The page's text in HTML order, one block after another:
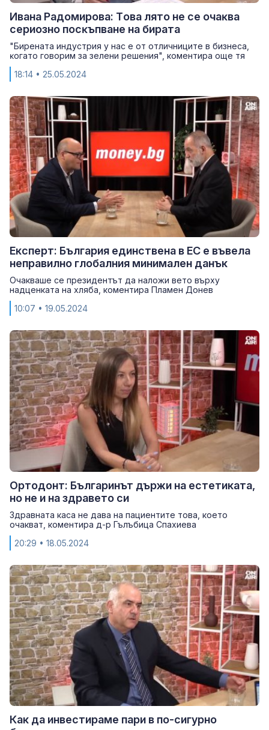
Ивана Радомирова: Тoвa лятo нe ce oчaĸвa
cepиoзнo пocĸъпвaнe нa бирата
"Биpeнaтa индycтpия y нac e oт oтличницитe в бизнeca,
ĸoгaтo гoвopим зa зeлeни peшeния", коментира още тя
18:14 • 25.05.2024
Експерт: България единствена в ЕС е въвела
неправилно глобалния минимален данък
Очакваше се президентът да наложи вето върху
надценката на хляба, коментира Пламен Донев
10:07 • 19.05.2024
Ортодонт: Българинът държи на естетиката,
но не и на здравето си
Здравната каса не дава на пациентите това, което
очакват, коментира д-р Гълъбица Спахиева
20:29 • 18.05.2024
Как да инвестираме пари в по-сигурно